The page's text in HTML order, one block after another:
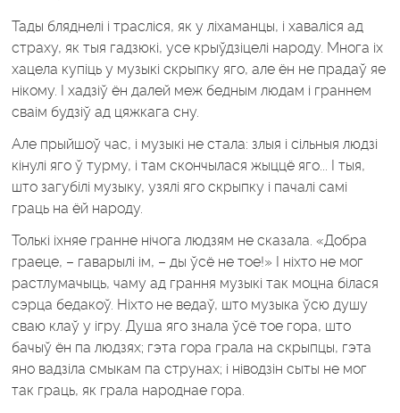
Тады бляднелі i трасліся, як у ліхаманцы, i хаваліся ад
страху, як тыя гадзюкі, усе крыўдзіцелі народу. Многа ix
хацела купіць у музыкі скрыпку яго, але ён не прадаў яе
нікому. I хадзіў ён далей меж бедным людам i граннем
cвaiм будзіў ад цяжкага сну.
Але прыйшоў час, i музыкі не стала: злыя i сільныя людзі
кінулі яго ў турму, i там скончылася жыццё яго... I тыя,
што загубілі музыку, узялі яго скрыпку i пачалі caмi
граць на ёй народу.
Толькі іхняе гранне нічога людзям не сказала. «Добра
граеце, – гаварылі iм, – ды ўсё не тое!» I ніхто не мог
растлумачыць, чаму ад грання музыкі так моцна білася
сэрца бедакоў. Ніхто не ведаў, што музыка ўсю душу
сваю клаў у iгpy. Душа яго знала ўсё тое гора, што
бачыў ён па людзях; гэта гора грала на скрыпцы, гэта
яно вадзіла смыкам па струнах; i ніводзін сыты не мог
так граць, як грала народнае гора.